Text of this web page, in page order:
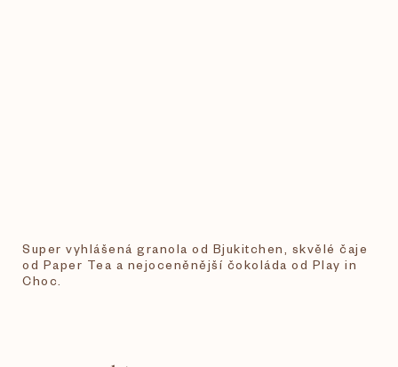
Super vyhlášená granola od Bjukitchen, skvělé čaje
od Paper Tea a nejoceněnější čokoláda od Play in
Choc.